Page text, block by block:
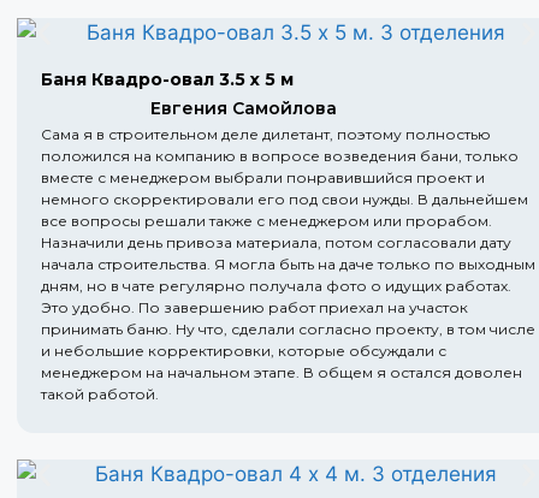
Баня Квадро-овал 3.5 х 5 м
Евгения Самойлова
Сама я в строительном деле дилетант, поэтому полностью
положился на компанию в вопросе возведения бани, только
вместе с менеджером выбрали понравившийся проект и
немного скорректировали его под свои нужды. В дальнейшем
все вопросы решали также с менеджером или прорабом.
Назначили день привоза материала, потом согласовали дату
начала строительства. Я могла быть на даче только по выходным
дням, но в чате регулярно получала фото о идущих работах.
Это удобно. По завершению работ приехал на участок
принимать баню. Ну что, сделали согласно проекту, в том числе
и небольшие корректировки, которые обсуждали с
менеджером на начальном этапе. В общем я остался доволен
такой работой.